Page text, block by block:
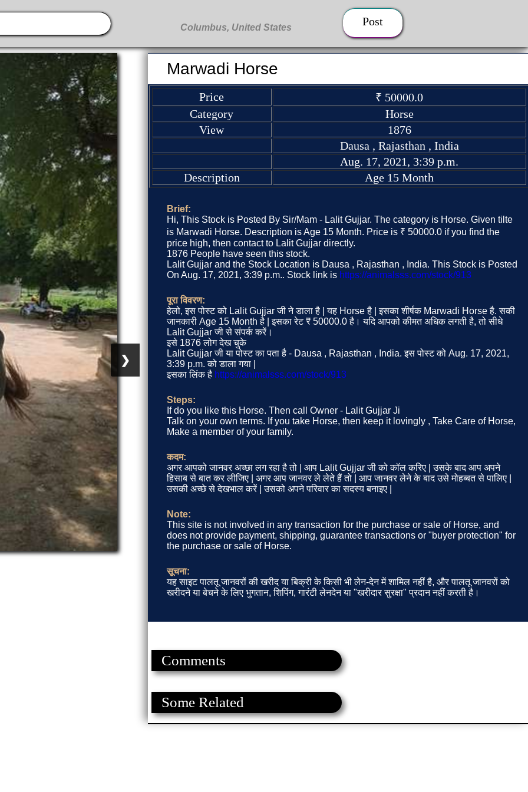
Post
❯
Marwadi Horse
Price
₹ 50000.0
Category
Horse
View
1876
Dausa , Rajasthan , India
Aug. 17, 2021, 3:39 p.m.
Description
Age 15 Month
Brief:
Hi, This Stock is Posted By Sir/Mam - Lalit Gujjar. The category is Horse. Given tilte
is Marwadi Horse. Description is Age 15 Month. Price is ₹ 50000.0 if you find the
price high, then contact to Lalit Gujjar directly.
1876 People have seen this stock.
Lalit Gujjar and the Stock Location is Dausa , Rajasthan , India. This Stock is Posted
On Aug. 17, 2021, 3:39 p.m.. Stock link is https://animalsss.com/stock/913
पूरा विवरण:
हेलो, इस पोस्ट को Lalit Gujjar जी ने डाला है | यह Horse है | इसका शीर्षक Marwadi Horse है. सकी
जानकारी Age 15 Month है | इसका रेट ₹ 50000.0 है। यदि आपको कीमत अधिक लगती है, तो सीधे
Lalit Gujjar जी से संपर्क करें।
इसे 1876 लोग देख चुके
Lalit Gujjar जी या पोस्ट का पता है - Dausa , Rajasthan , India. इस पोस्ट को Aug. 17, 2021,
3:39 p.m. को डाला गया |
इसका लिंक है https://animalsss.com/stock/913
Steps:
If do you like this Horse. Then call Owner - Lalit Gujjar Ji
Talk on your own terms. If you take Horse, then keep it lovingly , Take Care of Horse,
Make a member of your family.
कदम:
अगर आपको जानवर अच्छा लग रहा है तो | आप Lalit Gujjar जी को कॉल करिए | उसके बाद आप अपने
हिसाब से बात कर लीजिए | अगर आप जानवर ले लेते हैं तो | आप जानवर लेने के बाद उसे मोहब्बत से पालिए |
उसकी अच्छे से देखभाल करें | उसको अपने परिवार का सदस्य बनाइए |
Note:
This site is not involved in any transaction for the purchase or sale of Horse, and
does not provide payment, shipping, guarantee transactions or "buyer protection" for
the purchase or sale of Horse.
सूचना:
यह साइट पालतू जानवरों की खरीद या बिक्री के किसी भी लेन-देन में शामिल नहीं है, और पालतू जानवरों को
खरीदने या बेचने के लिए भुगतान, शिपिंग, गारंटी लेनदेन या "खरीदार सुरक्षा" प्रदान नहीं करती है।
Comments
Some Related